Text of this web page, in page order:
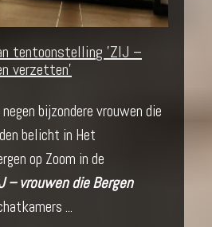
tentoonstelling 'ZIJ –
verzetten'
bijzondere vrouwen die
belicht in Het
op Zoom in de
– vrouwen die Bergen
...